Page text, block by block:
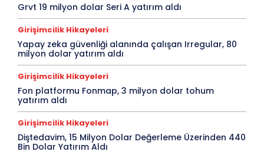
Grvt 19 milyon dolar Seri A yatırım aldı
Girişimcilik Hikayeleri
Yapay zeka güvenliği alanında çalışan Irregular, 80
milyon dolar yatırım aldı
Girişimcilik Hikayeleri
Fon platformu Fonmap, 3 milyon dolar tohum
yatırım aldı
Girişimcilik Hikayeleri
Diştedavim, 15 Milyon Dolar Değerleme Üzerinden 440
Bin Dolar Yatırım Aldı